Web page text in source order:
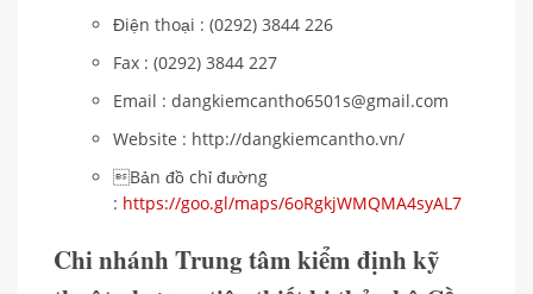
Điện thoại : (0292) 3844 226
Fax : (0292) 3844 227
Email : dangkiemcantho6501s@gmail.com
Website : http://dangkiemcantho.vn/
Bản đồ chỉ đường
: https://goo.gl/maps/6oRgkjWMQMA4syAL7
Chi nhánh Trung tâm kiểm định kỹ